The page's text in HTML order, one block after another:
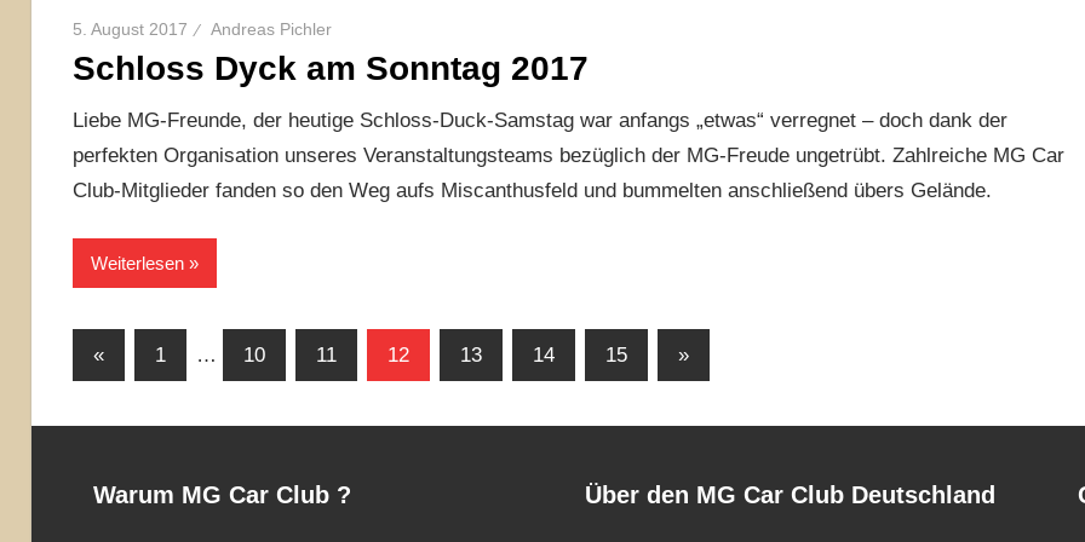
5. August 2017 Andreas Pichler
Schloss Dyck am Sonntag 2017
Liebe MG-Freunde, der heutige Schloss-Duck-Samstag war anfangs „etwas“ verregnet – doch dank der
perfekten Organisation unseres Veranstaltungsteams bezüglich der MG-Freude ungetrübt. Zahlreiche MG Car
Club-Mitglieder fanden so den Weg aufs Miscanthusfeld und bummelten anschließend übers Gelände.
Weiterlesen
Seitennummerierung
«Vorherige
1 … 10 11 12 13 14 15
Nächste
»
Warum MG Car Club ? Über den MG Car Club Deutschland